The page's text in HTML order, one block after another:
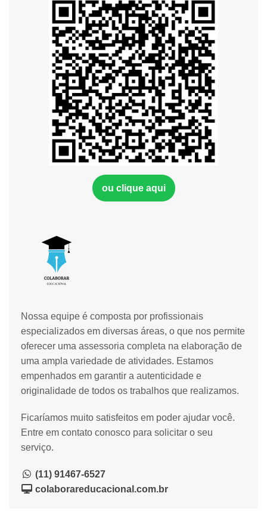
Nossa equipe é composta por profissionais
especializados em diversas áreas, o que nos permite
oferecer uma assessoria completa na elaboração de
uma ampla variedade de atividades. Estamos
empenhados em garantir a autenticidade e
originalidade de todos os trabalhos que realizamos.
Ficaríamos muito satisfeitos em poder ajudar você.
Entre em contato conosco para solicitar o seu
serviço.
(11) 91467-6527
colaborareducacional.com.br
ou clique aqui